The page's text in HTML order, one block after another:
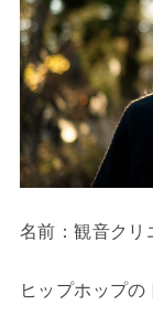
名前：観音クリ
ヒップホップの